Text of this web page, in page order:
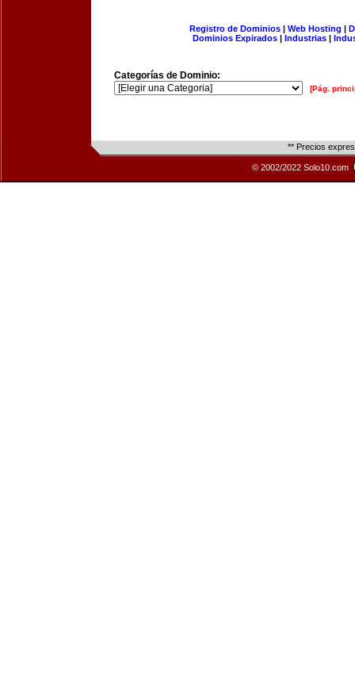
Registro de Dominios| Web Hosting |
Dominios Expirados | Industrias |
Categorías de Dominio:
[Pág.
** Precios
© 2002/2022 Solo10.com